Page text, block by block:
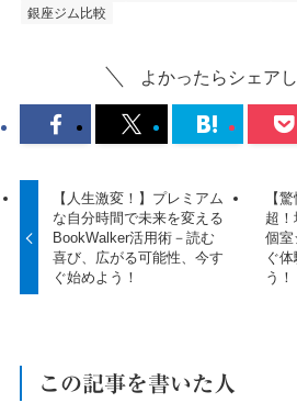
銀座ジム比較
よかったらシェアし
【人生激変！】プレミアム
な自分時間で未来を変える
BookWalker活用術－読む
喜び、広がる可能性、今す
ぐ始めよう！
【
超！
個室
ぐ
う！
この記事を書いた人